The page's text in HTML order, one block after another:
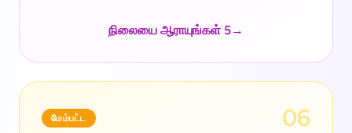
நிலையை ஆராயுங்கள் 5→
மேம்பட்ட 06